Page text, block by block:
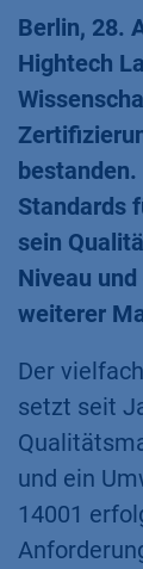
Berlin, 28.
Hightech
Standards
sein
Niveau
weiterer
Der
setzt seit
und ein
14001